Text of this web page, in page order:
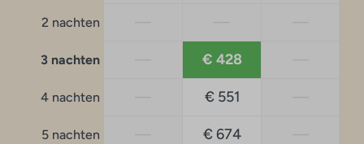
2 nachten
3 nachten € 428
4 nachten € 551
5 nachten € 674